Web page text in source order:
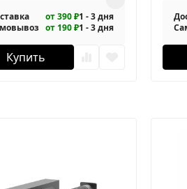
от 390 ₽1 - 3 дня
от 190 ₽1 - 3 дня
Купить